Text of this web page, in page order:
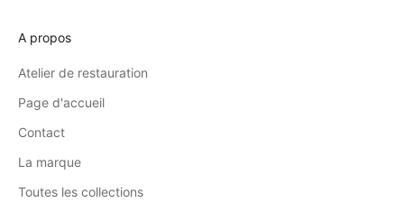
A propos
Atelier de restauration
Page d'accueil
Contact
La marque
Toutes les collections